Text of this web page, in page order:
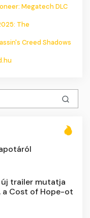
Megatech DLC
The
Creed Shadows
trailer mutatja
a Cost of Hope-ot